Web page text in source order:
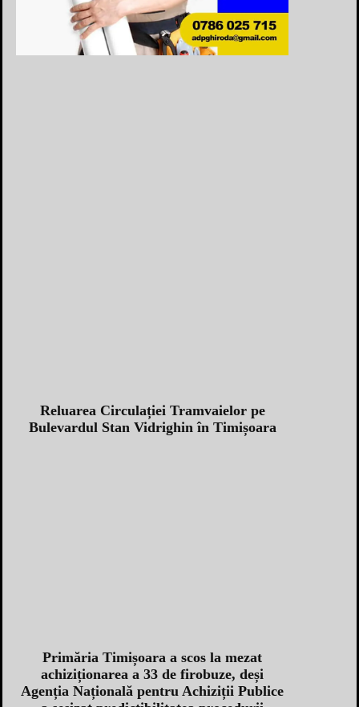
Reluarea Circulației Tramvaielor pe
Bulevardul Stan Vidrighin în Timișoara
Primăria Timișoara a scos la mezat
achiziționarea a 33 de firobuze, deși
Agenția Națională pentru Achiziții Publice